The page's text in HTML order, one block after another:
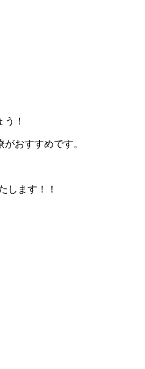
！
おすすめです。
します！！